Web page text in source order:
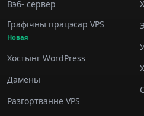
Вэб- сервер
Графічны працэсар VPS
Новая
Хостынг WordPress
Дамены
Разгортванне VPS